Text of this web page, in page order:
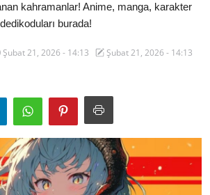
kahramanlar! Anime, manga, karakter
burada!
Şubat 21, 2026 - 14:13
Şubat 21, 2026 - 14:13